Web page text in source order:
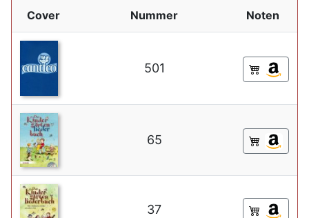
Cover Nummer Noten
501
65
37